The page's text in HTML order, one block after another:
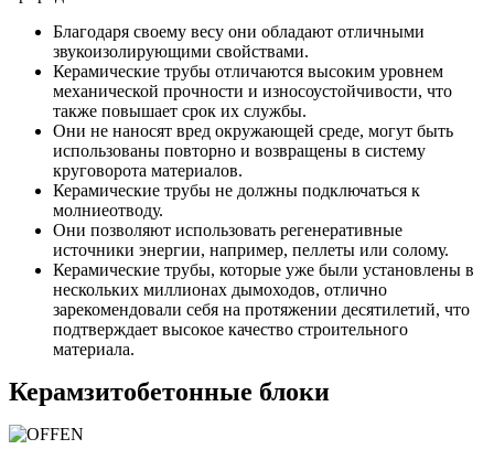
Благодаря своему весу они обладают отличными
звукоизолирующими свойствами.
Керамические трубы отличаются высоким уровнем
механической прочности и износоустойчивости, что
также повышает срок их службы.
Они не наносят вред окружающей среде, могут быть
использованы повторно и возвращены в систему
круговорота материалов.
Керамические трубы не должны подключаться к
молниеотводу.
Они позволяют использовать регенеративные
источники энергии, например, пеллеты или солому.
Керамические трубы, которые уже были установлены в
нескольких миллионах дымоходов, отлично
зарекомендовали себя на протяжении десятилетий, что
подтверждает высокое качество строительного
материала.
Керамзитобетонные блоки